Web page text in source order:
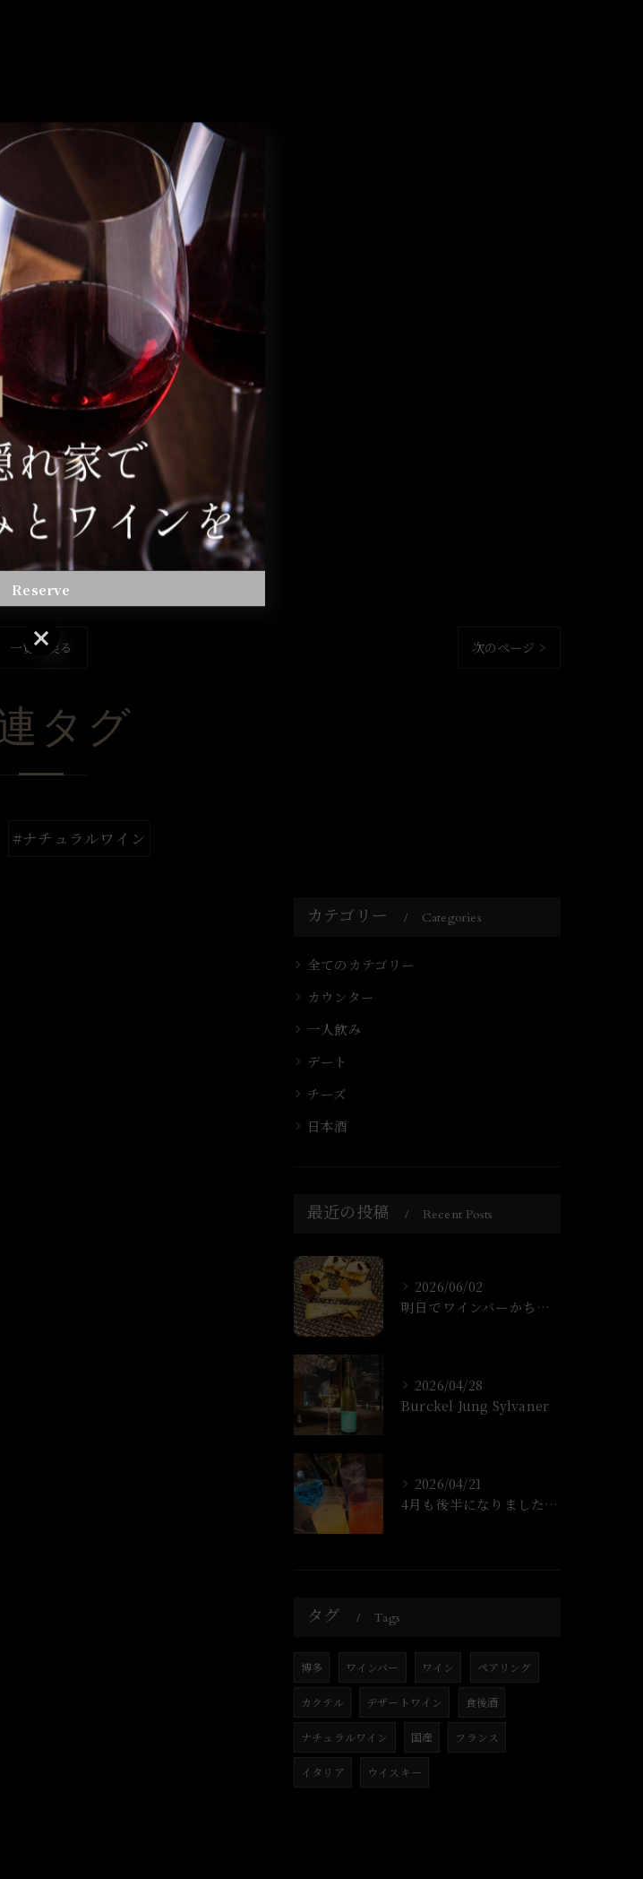
一覧に戻る 次のページ >
タグ
#ナチュラルワイン
カテゴリー Categories
全てのカテゴリー
カウンター
一人飲み
デート
チーズ
日本酒
最近の投稿 Recent Posts
2026/06/02
明日でワインバーかちょ1年なります！
2026/04/28
Burckel Jung Sylvaner
2026/04/21
4月も後半になりましたね!
タグ Tags
博多 ワインバー ワイン ペアリング
カクテル デザートワイン 食後酒
ナチュラルワイン 国産 フランス
イタリア ウイスキー
Reserve
Reserve